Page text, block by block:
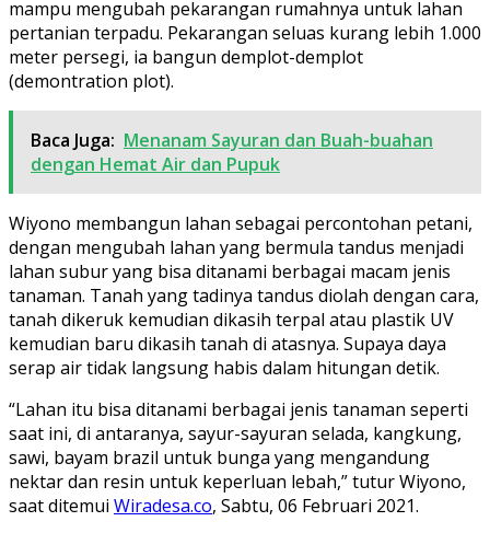
mampu mengubah pekarangan rumahnya untuk lahan
pertanian terpadu. Pekarangan seluas kurang lebih 1.000
meter persegi, ia bangun demplot-demplot
(demontration plot).
Baca Juga: Menanam Sayuran dan Buah-buahan
dengan Hemat Air dan Pupuk
Wiyono membangun lahan sebagai percontohan petani,
dengan mengubah lahan yang bermula tandus menjadi
lahan subur yang bisa ditanami berbagai macam jenis
tanaman. Tanah yang tadinya tandus diolah dengan cara,
tanah dikeruk kemudian dikasih terpal atau plastik UV
kemudian baru dikasih tanah di atasnya. Supaya daya
serap air tidak langsung habis dalam hitungan detik.
“Lahan itu bisa ditanami berbagai jenis tanaman seperti
saat ini, di antaranya, sayur-sayuran selada, kangkung,
sawi, bayam brazil untuk bunga yang mengandung
nektar dan resin untuk keperluan lebah,” tutur Wiyono,
saat ditemui Wiradesa.co, Sabtu, 06 Februari 2021.